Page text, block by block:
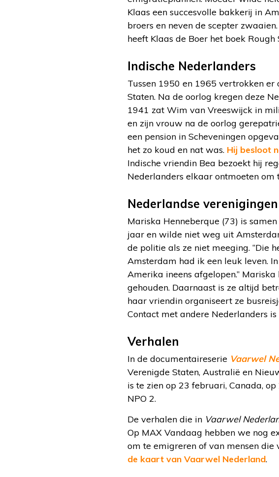
Klaas een succesvolle bakkerij in
broers en neven de scepter
heeft Klaas de Boer het boek Rough
Indische Nederlanders
Tussen 1950 en 1965 vertrokken
Staten. Na de oorlog kregen deze
1941 zat Wim van Vreeswijck in
en zijn vrouw na de oorlog
een pension in Scheveningen
het zo koud en nat was. Hij besloot
Indische vriendin Bea bezoekt hij
Nederlanders elkaar ontmoeten om
Nederlandse verenigingen
Mariska Henneberque (73) is
jaar en wilde niet weg uit
de politie als ze niet meeging. “Die
Amsterdam had ik een leuk leven.
Amerika ineens afgelopen.”
gehouden. Daarnaast is ze altijd
haar vriendin organiseert ze
Contact met andere Nederlanders
Verhalen
In de documentaireserie Vaarwel
Verenigde Staten, Australië en
is te zien op 23 februari, Canada,
NPO 2.
De verhalen die in Vaarwel
Op MAX Vandaag hebben we nog
om te emigreren of van mensen die
de kaart van Vaarwel Nederland.